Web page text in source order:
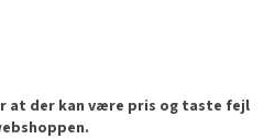
at der kan være pris og taste fejl